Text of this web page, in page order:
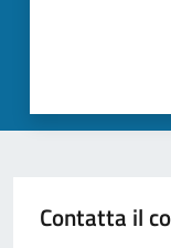
Contatta il